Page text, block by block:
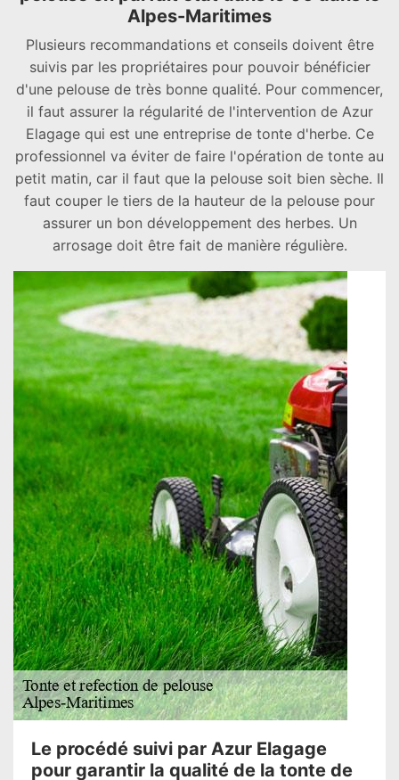
Alpes-Maritimes
Plusieurs recommandations et conseils doivent être
suivis par les propriétaires pour pouvoir bénéficier
d'une pelouse de très bonne qualité. Pour commencer,
il faut assurer la régularité de l'intervention de Azur
Elagage qui est une entreprise de tonte d'herbe. Ce
professionnel va éviter de faire l'opération de tonte au
petit matin, car il faut que la pelouse soit bien sèche. Il
faut couper le tiers de la hauteur de la pelouse pour
assurer un bon développement des herbes. Un
arrosage doit être fait de manière régulière.
Le procédé suivi par Azur Elagage
pour garantir la qualité de la tonte de